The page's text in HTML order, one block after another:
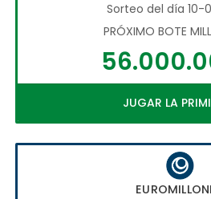
Sorteo del día 10-
PRÓXIMO BOTE
JUGAR LA